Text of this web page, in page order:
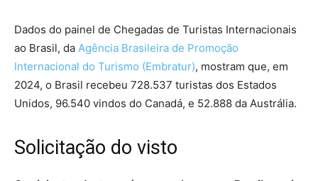
Dados do painel de Chegadas de Turistas Internacionais
ao Brasil, da Agência Brasileira de Promoção
Internacional do Turismo (Embratur), mostram que, em
2024, o Brasil recebeu 728.537 turistas dos Estados
Unidos, 96.540 vindos do Canadá, e 52.888 da Austrália.
Solicitação do visto